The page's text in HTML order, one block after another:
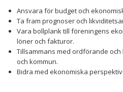
Ansvara för budget och
Ta fram prognoser och
Vara bollplank till föreningens
löner och fakturor.
Tillsammans med ordförande
och kommun.
Bidra med ekonomiska